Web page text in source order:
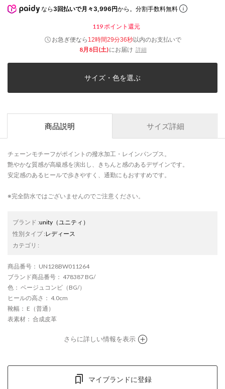
なら 3回払いで月々3,996円から。分割手数料無料
119 ポイント還元
お急ぎ便なら 12時間29分35秒以内のお支払いで
8月8日(土)にお届け 詳細
サイズ・色を選ぶ
商品説明 サイズ詳細
チェーンモチーフがポイントの撥水加工・レインパンプス。
艶やかな質感が高級感を演出し、きちんと感のあるデザインです。
安定感のあるヒールで歩きやすく、通勤にもおすすめです。
※完全防水ではございませんのでご注意ください。
ブランド :unity （ユニティ）
性別タイプ:レディース
カテゴリ :
商品番号 ： UN128BW011264
ブランド商品番号 ： 478387 BG/
色 ： ベージュコンビ（BG/）
ヒールの高さ ： 4.0cm
靴幅 ： E（普通）
表素材 ： 合成皮革
さらに詳しい情報を表示
マイブランドに登録